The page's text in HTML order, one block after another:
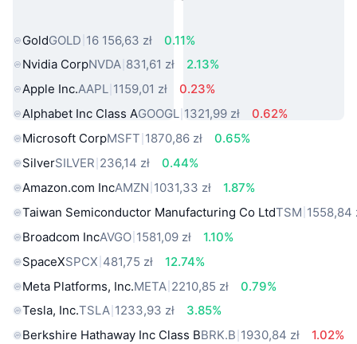
GoldGOLD 16 156,63 zł
0.11%
Nvidia CorpNVDA 831,61 zł
2.13%
Apple Inc.AAPL 1159,01 zł
0.23%
Alphabet Inc Class AGOOGL 1321,99 zł
0.62%
Microsoft CorpMSFT 1870,86 zł
0.65%
SilverSILVER 236,14 zł
0.44%
Amazon.com IncAMZN 1031,33 zł
1.87%
Taiwan Semiconductor Manufacturing Co LtdTSM 1558,84
Broadcom IncAVGO 1581,09 zł
1.10%
SpaceXSPCX 481,75 zł
12.74%
Meta Platforms, Inc.META 2210,85 zł
0.79%
Tesla, Inc.TSLA 1233,93 zł
3.85%
Berkshire Hathaway Inc Class BBRK.B 1930,84 zł
1.02%